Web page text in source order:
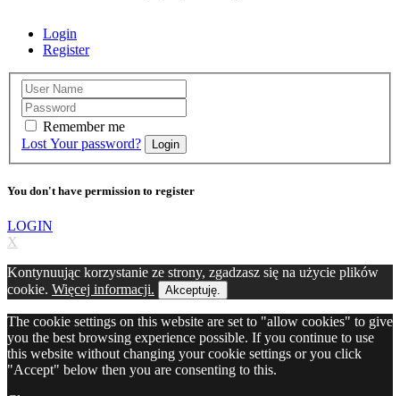
Login
Register
Remember me
Lost Your password?
Login
You don't have permission to register
LOGIN
X
Kontynuując korzystanie ze strony, zgadzasz się na użycie plików
cookie. Więcej informacji. Akceptuję.
The cookie settings on this website are set to "allow cookies" to give
you the best browsing experience possible. If you continue to use
this website without changing your cookie settings or you click
"Accept" below then you are consenting to this.